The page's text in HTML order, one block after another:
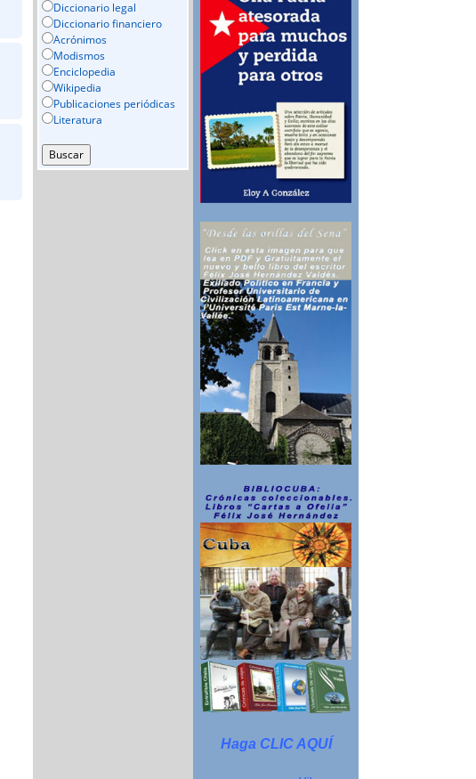
Diccionario legal
Diccionario financiero
Acrónimos
Modismos
Enciclopedia
Wikipedia
Publicaciones periódicas
Literatura
Haga CLIC AQUÍ